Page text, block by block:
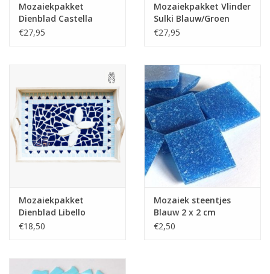
Moeder-dochter-activiteit
Mozaiekbank.nl
Kant-en-klare mozaïekwerken
Mozaiekpakket
Dienblad Castella
Blauw-Groen
€27,95
Mozaiekpakket Vlinder
Sulki Blauw/Groen
€27,95
Mozaiekpakket
Dienblad Libello
Blauw-Wit
€18,50
Mozaiek steentjes
Blauw 2 x 2 cm
€2,50